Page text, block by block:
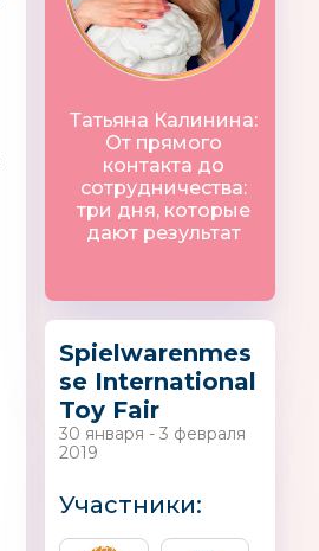
Татьяна Калинина:
От прямого
контакта до
сотрудничества:
три дня, которые
дают результат
Spielwarenmes
se International
Toy Fair
30 января - 3 февраля
2019
Участники: